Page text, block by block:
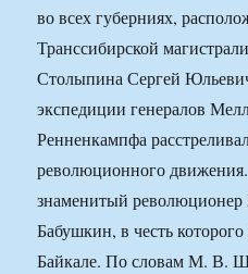
во всех губерниях,
Транссибирской
Столыпина Сергей
экспедиции генералов
Ренненкампфа
революционного
знаменитый
Бабушкин, в честь
Байкале. По словам М. В.